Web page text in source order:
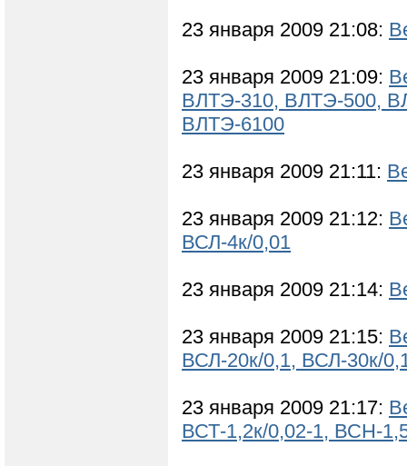
23 января 2009 21:08:
23 января 2009 21:09:
ВЛТЭ-310, ВЛТЭ-500,
ВЛТЭ-6100
23 января 2009 21:11:
23 января 2009 21:12:
ВСЛ-4к/0,01
23 января 2009 21:14:
23 января 2009 21:15:
ВСЛ-20к/0,1, ВСЛ-30к/
23 января 2009 21:17:
ВСТ-1,2к/0,02-1, ВСН-